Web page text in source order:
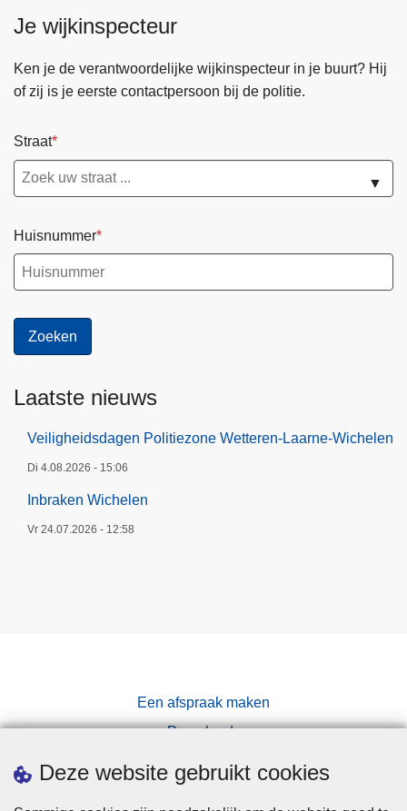
Deze website gebruikt cookies
Je wijkinspecteur
Ken je de verantwoordelijke wijkinspecteur in je buurt? Hij
of zij is je eerste contactpersoon bij de politie.
Straat
▼
Huisnummer
Laatste nieuws
Veiligheidsdagen Politiezone Wetteren-Laarne-Wichelen
Di 4.08.2026 - 15:06
Inbraken Wichelen
Vr 24.07.2026 - 12:58
Een afspraak maken
Downloads
Pers